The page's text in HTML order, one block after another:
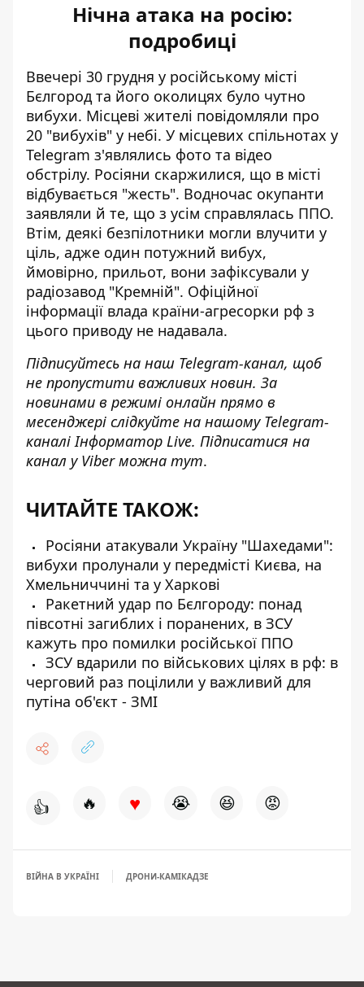
Нічна атака на росію:
подробиці
Ввечері 30 грудня у російському місті
Бєлгород та його околицях було чутно
вибухи. Місцеві жителі повідомляли про
20 "вибухів" у небі. У місцевих спільнотах у
Telegram з'являлись фото та відео
обстрілу. Росіяни скаржилися, що в місті
відбувається "жесть". Водночас окупанти
заявляли й те, що з усім справлялась ППО.
Втім, деякі безпілотники могли влучити у
ціль, адже один потужний вибух,
ймовірно, прильот, вони зафіксували у
радіозавод "Кремній". Офіційної
інформації влада країни-агресорки рф з
цього приводу не надавала.
Підписуйтесь на наш Telegram-канал, щоб
не пропустити важливих новин. За
новинами в режимі онлайн прямо в
месенджері слідкуйте на нашому Telegram-
каналіІнформатор Live. Підписатися на
канал у Viber можна тут.
ЧИТАЙТЕ ТАКОЖ:
Росіяни атакували Україну "Шахедами":
вибухи пролунали у передмісті Києва, на
Хмельниччині та у Харкові
Ракетний удар по Бєлгороду: понад
півсотні загиблих і поранених, в ЗСУ
кажуть про помилки російської ППО
ЗСУ вдарили по військових цілях в рф: в
черговий раз поцілили у важливий для
путіна об'єкт - ЗМІ
👍 🔥 ♥ 😭 😆 😡
ВІЙНА В УКРАЇНІ ДРОНИ-КАМІКАДЗЕ